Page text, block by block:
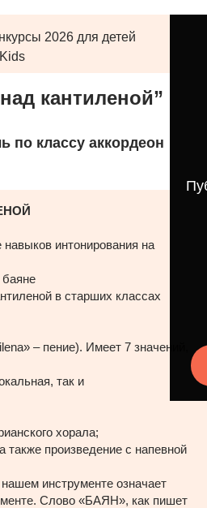
кантиленой”
по классу аккордеон
интонирования на
в старших классах
– пение). Имеет 7 значений,
так и
хорала;
также произведение с напевной
инструменте означает
Слово «БАЯН», как пишет